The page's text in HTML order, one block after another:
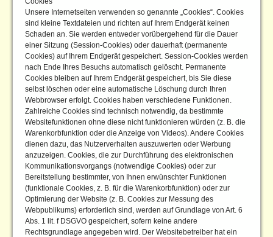
Unsere Internetseiten verwenden so genannte „Cookies“. Cookies
sind kleine Textdateien und richten auf Ihrem Endgerät keinen
Schaden an. Sie werden entweder vorübergehend für die Dauer
einer Sitzung (Session-Cookies) oder dauerhaft (permanente
Cookies) auf Ihrem Endgerät gespeichert. Session-Cookies werden
nach Ende Ihres Besuchs automatisch gelöscht. Permanente
Cookies bleiben auf Ihrem Endgerät gespeichert, bis Sie diese
selbst löschen oder eine automatische Löschung durch Ihren
Webbrowser erfolgt. Cookies haben verschiedene Funktionen.
Zahlreiche Cookies sind technisch notwendig, da bestimmte
Websitefunktionen ohne diese nicht funktionieren würden (z. B. die
Warenkorbfunktion oder die Anzeige von Videos). Andere Cookies
dienen dazu, das Nutzerverhalten auszuwerten oder Werbung
anzuzeigen. Cookies, die zur Durchführung des elektronischen
Kommunikationsvorgangs (notwendige Cookies) oder zur
Bereitstellung bestimmter, von Ihnen erwünschter Funktionen
(funktionale Cookies, z. B. für die Warenkorbfunktion) oder zur
Optimierung der Website (z. B. Cookies zur Messung des
Webpublikums) erforderlich sind, werden auf Grundlage von Art. 6
Abs. 1 lit. f DSGVO gespeichert, sofern keine andere
Rechtsgrundlage angegeben wird. Der Websitebetreiber hat ein